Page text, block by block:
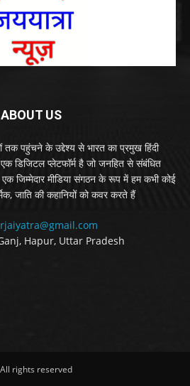
ABOUT US
तक पहुंचने के उद्देश्य से भारत का प्रमुख हिंदी
डिजिटल प्लेटफॉर्म है जो जनहित से संबंधित
जिम्मेदार मीडिया संगठन के रूप में हम कभी कोई
जाति की कहानियों को कवर करते हैं
Hapur, Uttar Pradesh
rights reserved